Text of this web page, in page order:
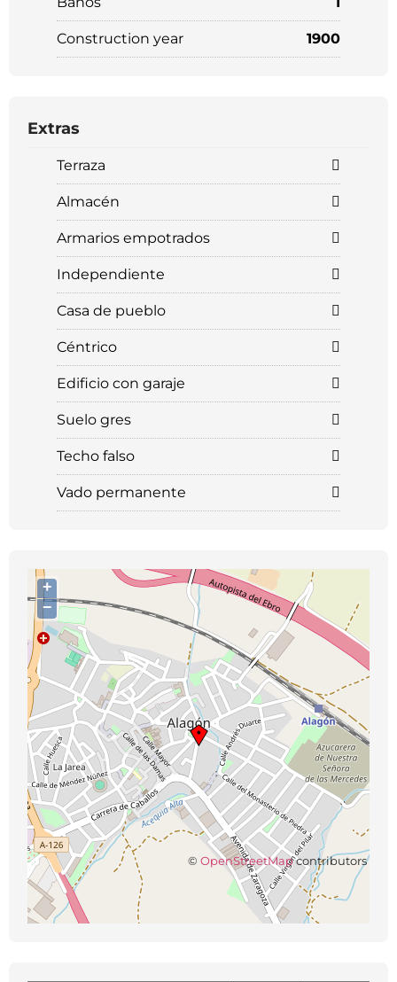
Construction year 1900
Extras
Terraza
Almacén
Armarios empotrados
Independiente
Casa de pueblo
Céntrico
Edificio con garaje
Suelo gres
Techo falso
Vado permanente
+
−
© OpenStreetMapcontributors